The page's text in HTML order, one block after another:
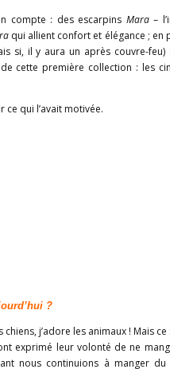
compte : des escarpins Mara–
qui allient confort et élégance ; en
si, il y aura un après couvre-feu)
cette première collection : les
qui l’avait motivée.
?
j’adore les animaux ! Mais
exprimé leur volonté de ne
nous continuions à manger